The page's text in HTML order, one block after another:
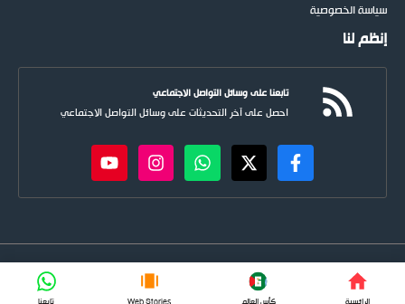
سياسة الخصوصية
إنظم لنا
تابعنا على وسائل التواصل الاجتماعي
احصل على آخر التحديثات على وسائل التواصل الاجتماعي
newspoots.com • جميع الحقوق © محفوظة لموقع